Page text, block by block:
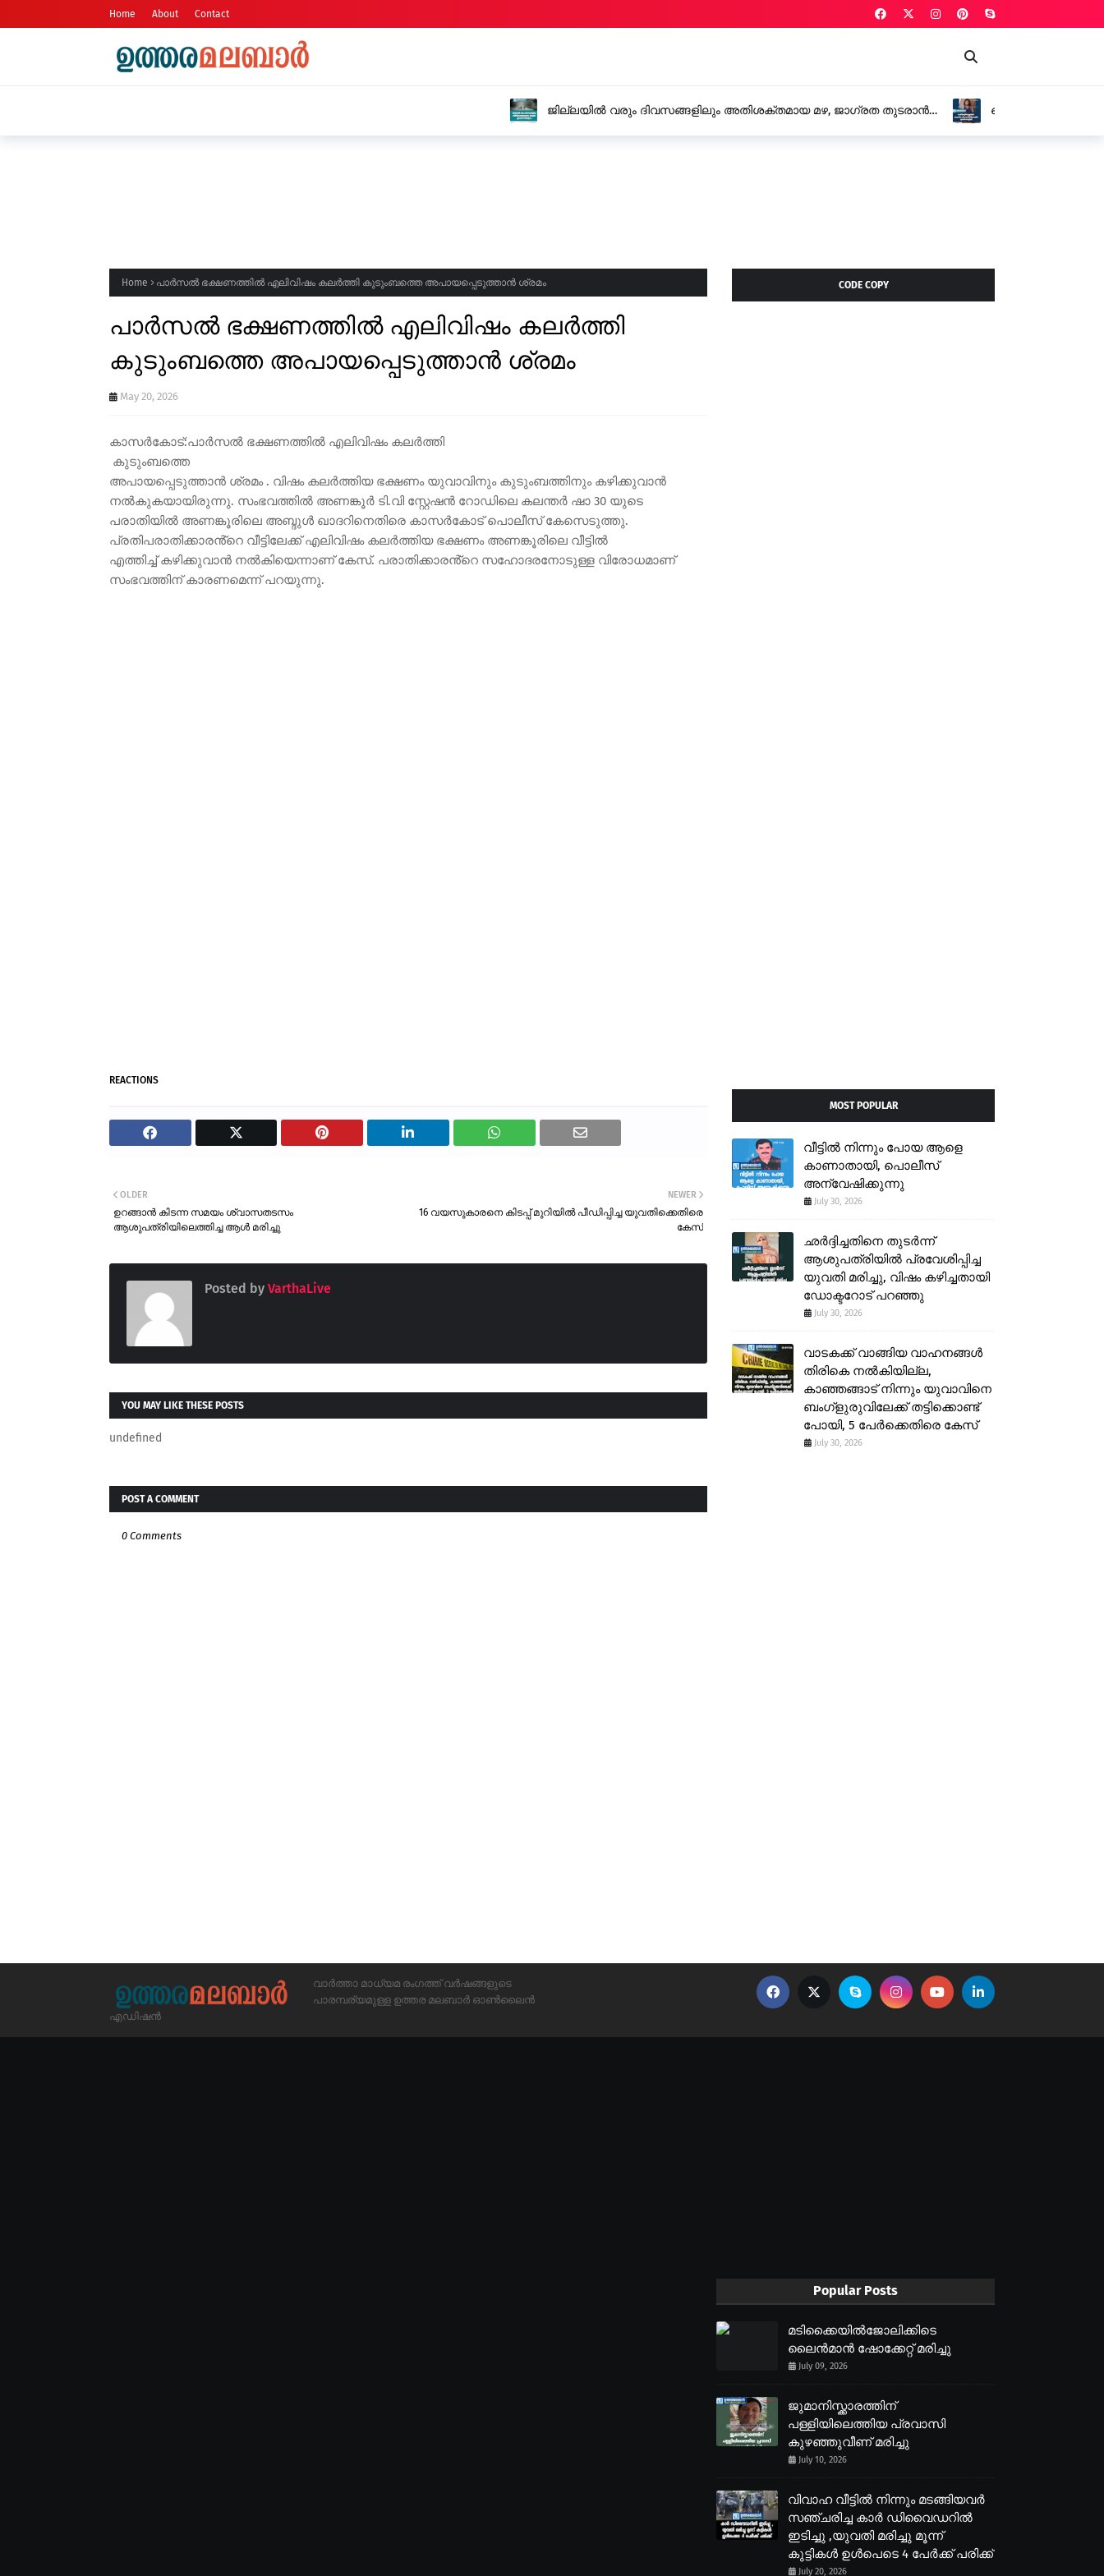
Home About Contact
ജില്ലയിൽ വരും ദിവസങ്ങളിലും അതിശക്തമായ മഴ, ജാഗ്രത തുടരാൻ
പെൺകുട്ടിയെ ക്രൂരമായ ലൈംഗിക പീഡനത്തിനിരയാക്കിയ യുവതി
Home പാർസൽ ഭക്ഷണത്തിൽ എലിവിഷം കലർത്തി കുടുംബത്തെ അപായപ്പെടുത്താൻ ശ്രമം
പാർസൽ ഭക്ഷണത്തിൽ എലിവിഷം കലർത്തി
കുടുംബത്തെ അപായപ്പെടുത്താൻ ശ്രമം
May 20, 2026
കാസർകോട്:പാർസൽ ഭക്ഷണത്തിൽ എലിവിഷം കലർത്തി
കുടുംബത്തെ
അപായപ്പെടുത്താൻ ശ്രമം . വിഷം കലർത്തിയ ഭക്ഷണം യുവാവിനും കുടുംബത്തിനും കഴിക്കുവാൻ
നൽകുകയായിരുന്നു. സംഭവത്തിൽ അണങ്കൂർ ടി.വി സ്റ്റേഷൻ റോഡിലെ കലന്തർ ഷാ 30 യുടെ
പരാതിയിൽ അണങ്കൂരിലെ അബ്ദുൾ ഖാദറിനെതിരെ കാസർകോട് പൊലീസ് കേസെടുത്തു.
പ്രതിപരാതിക്കാരൻ്റെ വീട്ടിലേക്ക് എലിവിഷം കലർത്തിയ ഭക്ഷണം അണങ്കൂരിലെ വീട്ടിൽ
എത്തിച്ച് കഴിക്കുവാൻ നൽകിയെന്നാണ് കേസ്. പരാതിക്കാരൻ്റെ സഹോദരനോടുള്ള വിരോധമാണ്
സംഭവത്തിന് കാരണമെന്ന് പറയുന്നു.
REACTIONS
NEWER
16 വയസുകാരനെ കിടപ്പ് മുറിയിൽ പീഡിപ്പിച്ച യുവതിക്കെതിരെ
കേസ്
OLDER
ഉറങ്ങാൻ കിടന്ന സമയം ശ്വാസതടസം
ആശുപത്രിയിലെത്തിച്ച ആൾ മരിച്ചു
Posted by VarthaLive
YOU MAY LIKE THESE POSTS
undefined
POST A COMMENT
0 Comments
CODE COPY
MOST POPULAR
വീട്ടിൽ നിന്നും പോയ ആളെ
കാണാതായി, പൊലീസ്
അന്വേഷിക്കുന്നു
July 30, 2026
ഛർദ്ദിച്ചതിനെ തുടർന്ന്
ആശുപത്രിയിൽ പ്രവേശിപ്പിച്ച
യുവതി മരിച്ചു, വിഷം കഴിച്ചതായി
ഡോക്ടറോട് പറഞ്ഞു
July 30, 2026
വാടകക്ക് വാങ്ങിയ വാഹനങ്ങൾ
തിരികെ നൽകിയില്ല,
കാഞ്ഞങ്ങാട് നിന്നും യുവാവിനെ
ബംഗ്ളുരുവിലേക്ക് തട്ടിക്കൊണ്ട്
പോയി, 5 പേർക്കെതിരെ കേസ്
July 30, 2026
വാർത്താ മാധ്യമ രംഗത്ത് വർഷങ്ങളുടെ
പാരമ്പര്യമുള്ള ഉത്തര മലബാർ ഓൺലൈൻ
എഡിഷൻ
Popular Posts
മടിക്കൈയിൽജോലിക്കിടെ
ലൈൻമാൻ ഷോക്കേറ്റ് മരിച്ചു
July 09, 2026
ജുമാനിസ്ക്കാരത്തിന്
പള്ളിയിലെത്തിയ പ്രവാസി
കുഴഞ്ഞുവീണ് മരിച്ചു
July 10, 2026
വിവാഹ വീട്ടിൽ നിന്നും മടങ്ങിയവർ
സഞ്ചരിച്ച കാർ ഡിവൈഡറിൽ
ഇടിച്ചു ,യുവതി മരിച്ചു മൂന്ന്
കുട്ടികൾ ഉൾപെടെ 4 പേർക്ക് പരിക്ക്
July 20, 2026